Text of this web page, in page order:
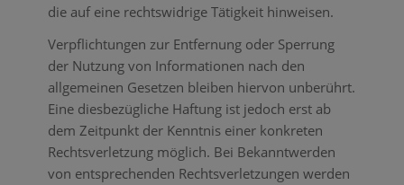
die auf eine rechtswidrige Tätigkeit hinweisen.
Verpflichtungen zur Entfernung oder Sperrung
der Nutzung von Informationen nach den
allgemeinen Gesetzen bleiben hiervon unberührt.
Eine diesbezügliche Haftung ist jedoch erst ab
dem Zeitpunkt der Kenntnis einer konkreten
Rechtsverletzung möglich. Bei Bekanntwerden
von entsprechenden Rechtsverletzungen werden